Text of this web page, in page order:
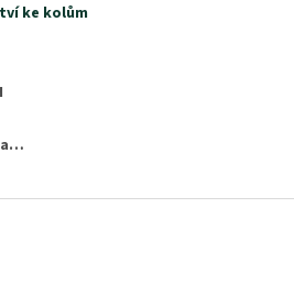
ke kolům